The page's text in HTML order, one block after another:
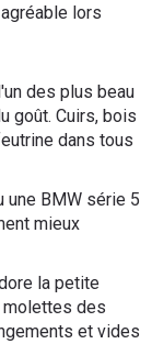
lors
des plus beau
goût. Cuirs, bois
dans tous
une BMW série 5
mieux
la petite
molettes des
et vides